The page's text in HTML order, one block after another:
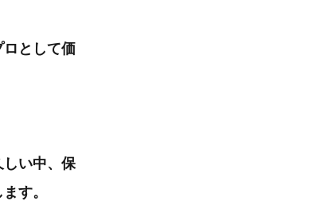
として価
い中、保
す。